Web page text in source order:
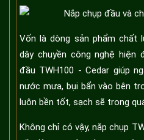
Vốn là dòng sản phẩm chất
dây chuyền công nghệ hiện
đầu TWH100 - Cedar giúp
nước mưa, bụi bẩn vào bên
luôn bền tốt, sạch sẽ trong
Không chỉ có vậy, nắp chụp